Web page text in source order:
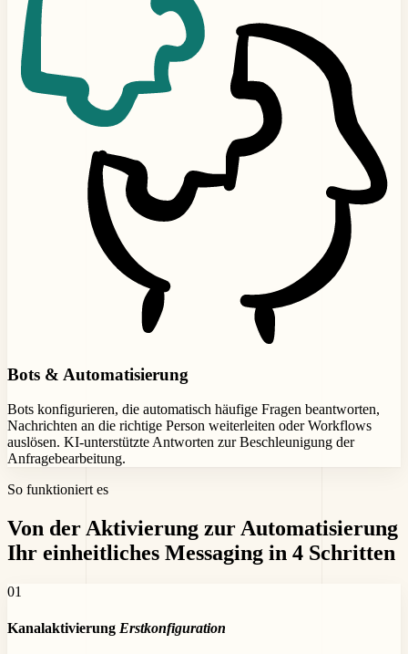
Bots & Automatisierung
Bots konfigurieren, die automatisch häufige Fragen beantworten,
Nachrichten an die richtige Person weiterleiten oder Workflows
auslösen. KI-unterstützte Antworten zur Beschleunigung der
Anfragebearbeitung.
So funktioniert es
Von der Aktivierung zur Automatisierung
Ihr einheitliches Messaging in 4 Schritten
01
Kanalaktivierung Erstkonfiguration